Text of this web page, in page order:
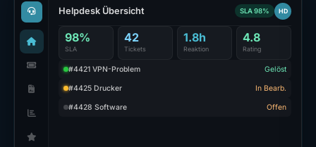
Helpdesk Übersicht SLA 98% HD
98%
SLA
42
Tickets
1.8h
Reaktion
4.8
Rating
#4421 VPN-Problem Gelöst
#4425 Drucker In Bearb.
#4428 Software Offen